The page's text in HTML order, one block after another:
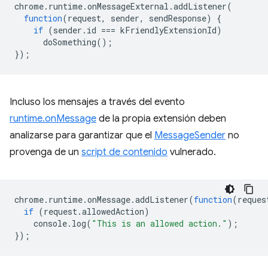
chrome. runtime.onMessageExternal .addListener(
function(request, sender, sendResponse)
{
if (sender . id === kFriendlyExtensionId)
doSomething();
});
Incluso los mensajes a través del evento
runtime.onMessage de la propia extensión deben
analizarse para garantizar que el MessageSender no
provenga de un script de contenido vulnerado.
chrome. runtime.onMessage.addListener(function(
if (request.allowedAction)
console. log( "This is an allowed action." );
});